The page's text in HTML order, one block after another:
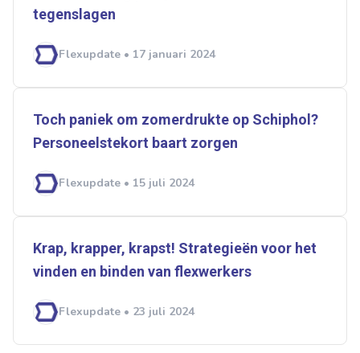
tegenslagen
Flexupdate • 17 januari 2024
Toch paniek om zomerdrukte op Schiphol?
Personeelstekort baart zorgen
Flexupdate • 15 juli 2024
Krap, krapper, krapst! Strategieën voor het
vinden en binden van flexwerkers
Flexupdate • 23 juli 2024